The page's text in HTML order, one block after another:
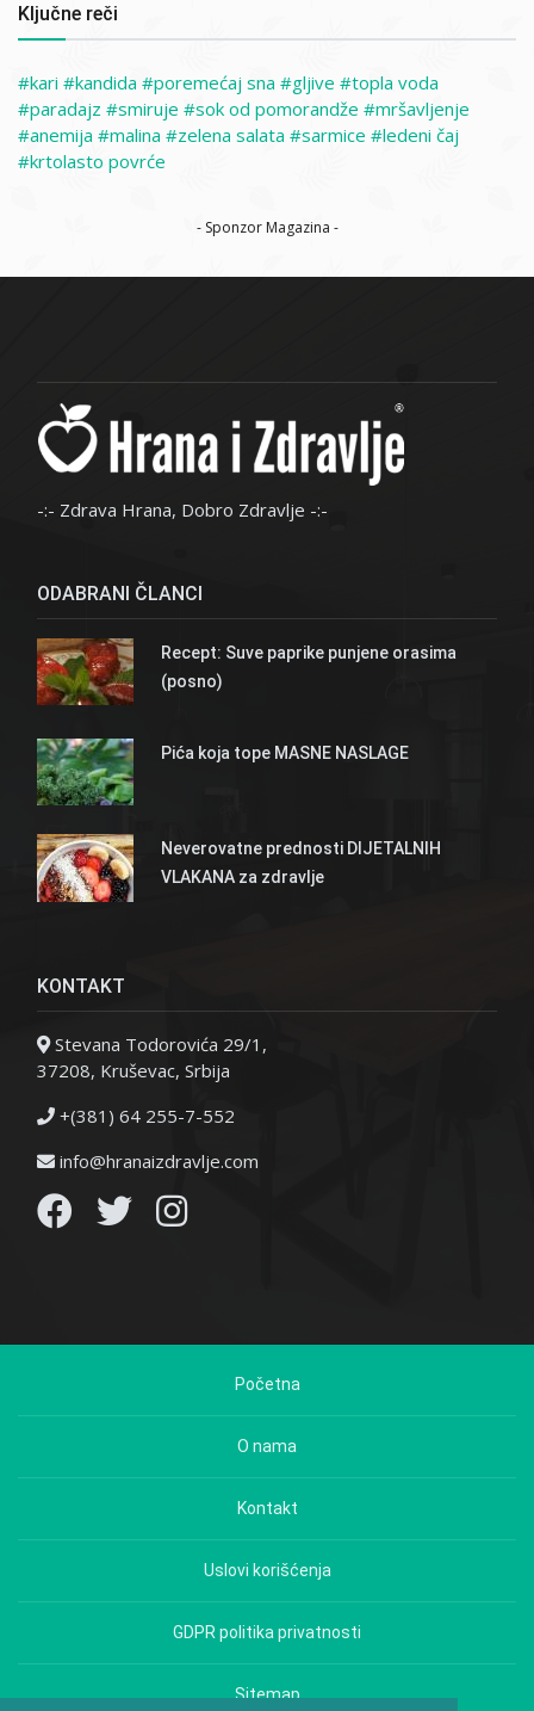
Ključne reči
kari kandida poremećaj sna gljive
topla voda
paradajz
smiruje sok od pomorandže
mršavljenje
anemija
malina zelena salata sarmice
ledeni čaj
krtolasto povrće
- Sponzor Magazina -
-:- Zdrava Hrana, Dobro Zdravlje -:-
ODABRANI ČLANCI
Recept: Suve paprike punjene orasima
(posno)
Pića koja tope MASNE NASLAGE
Neverovatne prednosti DIJETALNIH
VLAKANA za zdravlje
KONTAKT
Stevana Todorovića 29/1,
37208, Kruševac, Srbija
+(381) 64 255-7-552
info@hranaizdravlje.com
Početna
O nama
Kontakt
Uslovi korišćenja
GDPR politika privatnosti
Sitemap